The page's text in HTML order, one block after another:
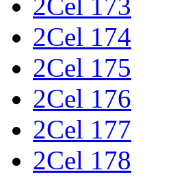
2Cel 174
2Cel 175
2Cel 176
2Cel 177
2Cel 178